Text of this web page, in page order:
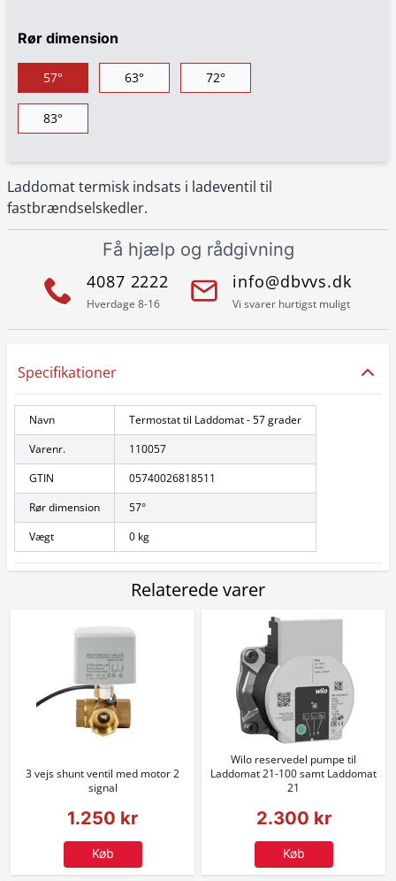
Laddomat termisk indsats i ladeventil til
fastbrændselskedler.
Rør dimension
57° 63° 72°
83°
Få hjælp og rådgivning
4087 2222
Hverdage 8-16
info@dbvvs.dk
Vi svarer hurtigst muligt
Specifikationer
Navn
Termostat til Laddomat - 57 grader
Varenr.
110057
GTIN
05740026818511
Rør dimension
57°
Vægt
0 kg
Relaterede varer
3 vejs shunt ventil med motor 2
signal
1.250 kr
Køb
Wilo reservedel pumpe til
Laddomat 21-100 samt Laddomat
21
2.300 kr
Køb